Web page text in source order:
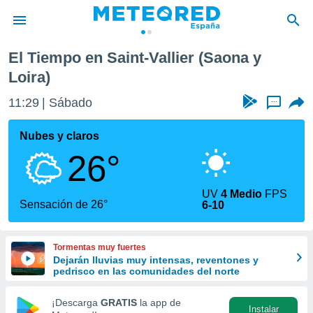
de
para
la
calidad.
a este
forma
digital
El Tiempo en Saint-Vallier (Saona y
Loira)
11:29 Sábado ...
Nubes y claros
26°
Sensación de 26°
UV4 Medio FPS
6-10
Tormentas muy fuertes
Dejarán lluvias muy intensas, reventones y
pedrisco en las comunidades del norte
¡Descarga GRATIS la app de
Instalar